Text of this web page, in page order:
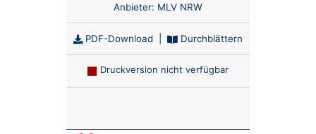
Anbieter: MLV NRW
PDF-Download Durchblättern
Druckversion nicht verfügbar